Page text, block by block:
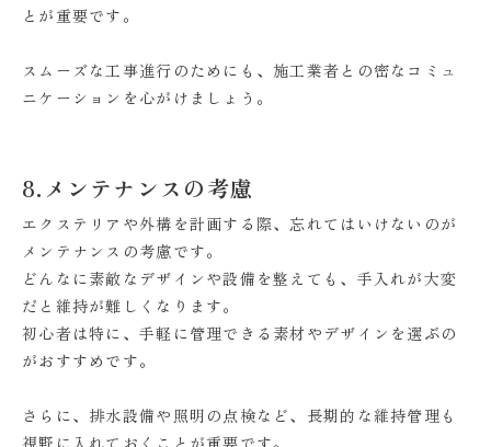
とが重要です。
スムーズな工事進行のためにも、施工業者との密なコミュ
ニケーションを心がけましょう。
8.メンテナンスの考慮
エクステリアや外構を計画する際、忘れてはいけないのが
メンテナンスの考慮です。
どんなに素敵なデザインや設備を整えても、手入れが大変
だと維持が難しくなります。
初心者は特に、手軽に管理できる素材やデザインを選ぶの
がおすすめです。
さらに、排水設備や照明の点検など、長期的な維持管理も
視野に入れておくことが重要です。